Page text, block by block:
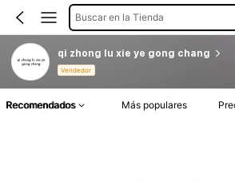
Buscar en la Tienda
qi zhong lu xie ye gong chang
Vendedor
Recomendados Más populares